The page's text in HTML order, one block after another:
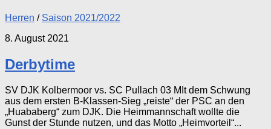
Herren / Saison 2021/2022
8. August 2021
Derbytime
SV DJK Kolbermoor vs. SC Pullach 03 MIt dem Schwung
aus dem ersten B-Klassen-Sieg „reiste“ der PSC an den
„Huababerg“ zum DJK. Die Heimmannschaft wollte die
Gunst der Stunde nutzen, und das Motto „Heimvorteil“...